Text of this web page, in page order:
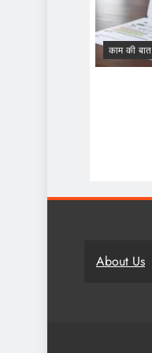
काम की बात
About Us